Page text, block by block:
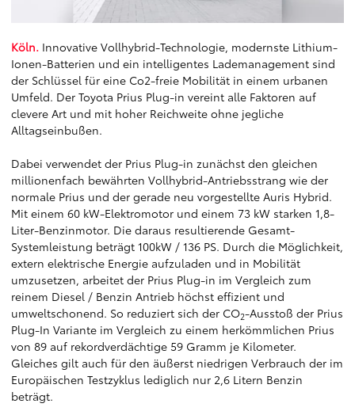
Köln. Innovative Vollhybrid-Technologie, modernste Lithium-
Ionen-Batterien und ein intelligentes Lademanagement sind
der Schlüssel für eine Co2-freie Mobilität in einem urbanen
Umfeld. Der Toyota Prius Plug-in vereint alle Faktoren auf
clevere Art und mit hoher Reichweite ohne jegliche
Alltagseinbußen.
Dabei verwendet der Prius Plug-in zunächst den gleichen
millionenfach bewährten Vollhybrid-Antriebsstrang wie der
normale Prius und der gerade neu vorgestellte Auris Hybrid.
Mit einem 60 kW-Elektromotor und einem 73 kW starken 1,8-
Liter-Benzinmotor. Die daraus resultierende Gesamt-
Systemleistung beträgt 100kW / 136 PS. Durch die Möglichkeit,
extern elektrische Energie aufzuladen und in Mobilität
umzusetzen, arbeitet der Prius Plug-in im Vergleich zum
reinem Diesel / Benzin Antrieb höchst effizient und
umweltschonend. So reduziert sich der CO2-Ausstoß der Prius
Plug-In Variante im Vergleich zu einem herkömmlichen Prius
von 89 auf rekordverdächtige 59 Gramm je Kilometer.
Gleiches gilt auch für den äußerst niedrigen Verbrauch der im
Europäischen Testzyklus lediglich nur 2,6 Litern Benzin
beträgt.